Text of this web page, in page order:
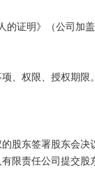
证明》（公司加盖
、权限、授权期限。
东签署股东会决
限责任公司提交股